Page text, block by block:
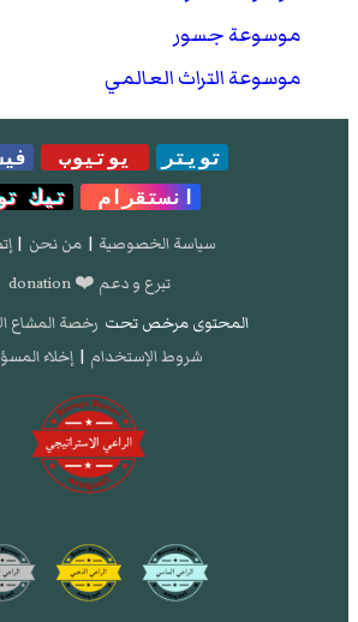
موسوعة جسور
موسوعة التراث العالمي
تويتر يوتيوب
انستقرام
تيك
سياسة الخصوصية | من نحن |
تبرع و دعم ❤️ donation
المحتوى مرخص تحت رخصة المشاع
شروط الإستخدام | إخلاء